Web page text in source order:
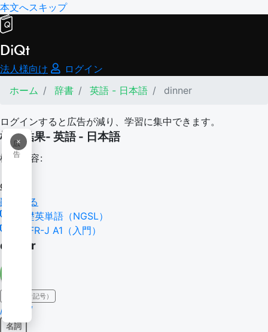
本文へスキップ
DiQt
法人様向け
ログイン
ホーム
辞書 英語 - 日本語 dinner
ログインすると広告が減り、学習に集中できます。
×
広
告
検索結果- 英語 - 日本語
検索内容:
dinner
翻訳する
基礎英単語（NGSL）
CEFR-J A1（入門）
dinner
IPA（発音記号）
/'dɪnər/
名詞